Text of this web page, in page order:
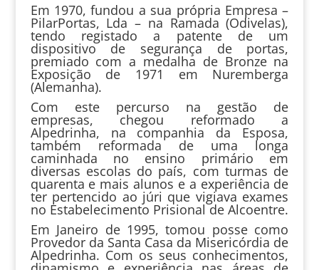
Em 1970, fundou a sua própria Empresa –
PilarPortas, Lda – na Ramada (Odivelas),
tendo registado a patente de um
dispositivo de segurança de portas,
premiado com a medalha de Bronze na
Exposição de 1971 em Nuremberga
(Alemanha).
Com este percurso na gestão de
empresas, chegou reformado a
Alpedrinha, na companhia da Esposa,
também reformada de uma longa
caminhada no ensino primário em
diversas escolas do país, com turmas de
quarenta e mais alunos e a experiência de
ter pertencido ao júri que vigiava exames
no Estabelecimento Prisional de Alcoentre.
Em Janeiro de 1995, tomou posse como
Provedor da Santa Casa da Misericórdia de
Alpedrinha. Com os seus conhecimentos,